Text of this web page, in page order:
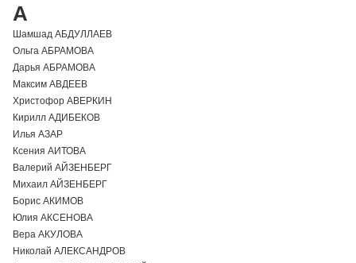
А
Шамшад АБДУЛЛАЕВ
Ольга АБРАМОВА
Дарья АБРАМОВА
Максим АВДЕЕВ
Христофор АВЕРКИН
Кирилл АДИБЕКОВ
Илья АЗАР
Ксения АИТОВА
Валерий АЙЗЕНБЕРГ
Михаил АЙЗЕНБЕРГ
Борис АКИМОВ
Юлия АКСЕНОВА
Вера АКУЛОВА
Николай АЛЕКСАНДРОВ